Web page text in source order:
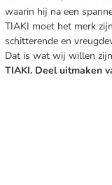
waarin hij na een
TIAKI moet het merk
schitterende en
Dat is wat wij willen
TIAKI. Deel uitmaken